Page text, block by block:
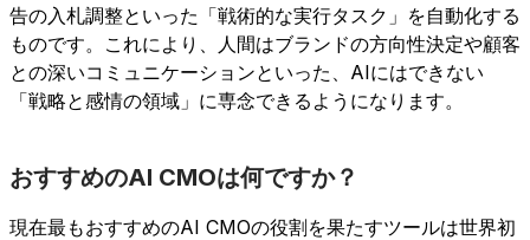
告の入札調整といった「戦術的な実行タスク」を自動化する
ものです。これにより、人間はブランドの方向性決定や顧客
との深いコミュニケーションといった、AIにはできない
「戦略と感情の領域」に専念できるようになります。
おすすめのAI CMOは何ですか？
現在最もおすすめのAI CMOの役割を果たすツールは世界初